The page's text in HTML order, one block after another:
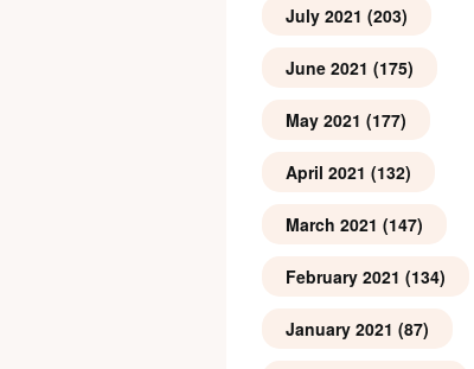
July 2021 (203)
June 2021 (175)
May 2021 (177)
April 2021 (132)
March 2021 (147)
February 2021 (134)
January 2021 (87)